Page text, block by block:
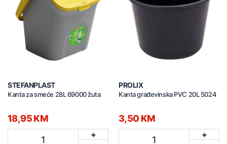
STEFANPLAST
Kanta za smeće 28L 69000 žuta
18,95 KM
1
+
PROLIX
Kanta građevinska PVC 20L 5024
3,50 KM
1
+